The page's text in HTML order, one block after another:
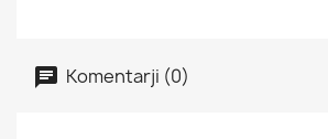
Komentarji (0)